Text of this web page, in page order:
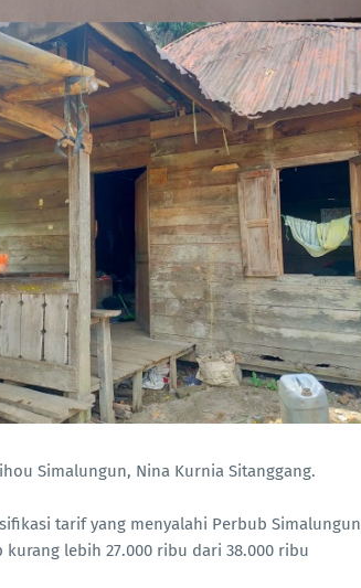
Simalungun, Nina Kurnia Sitanggang.
tarif yang menyalahi Perbub Simalungun
kurang lebih 27.000 ribu dari 38.000 ribu